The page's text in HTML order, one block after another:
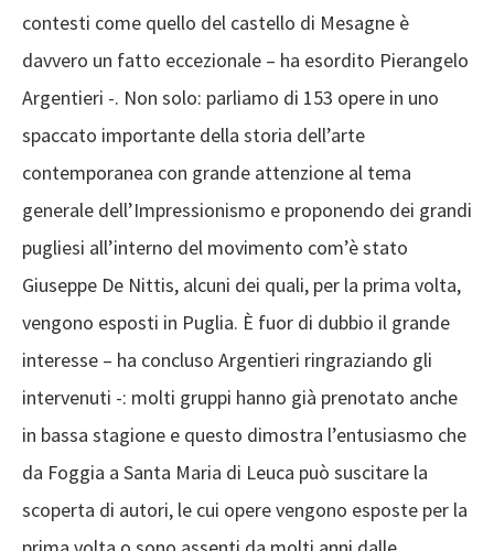
contesti come quello del castello di Mesagne è
davvero un fatto eccezionale – ha esordito Pierangelo
Argentieri -. Non solo: parliamo di 153 opere in uno
spaccato importante della storia dell’arte
contemporanea con grande attenzione al tema
generale dell’Impressionismo e proponendo dei grandi
pugliesi all’interno del movimento com’è stato
Giuseppe De Nittis, alcuni dei quali, per la prima volta,
vengono esposti in Puglia. È fuor di dubbio il grande
interesse – ha concluso Argentieri ringraziando gli
intervenuti -: molti gruppi hanno già prenotato anche
in bassa stagione e questo dimostra l’entusiasmo che
da Foggia a Santa Maria di Leuca può suscitare la
scoperta di autori, le cui opere vengono esposte per la